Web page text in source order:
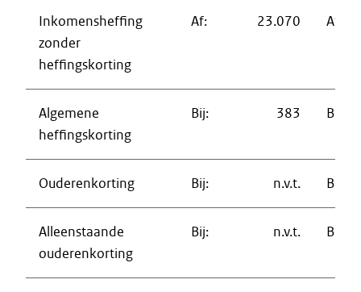
Inkomensheffing
zonder
heffingskorting
Af: 23.070 Af:
Algemene
heffingskorting
Bij: 383 Bij:
Ouderenkorting Bij: n.v.t. Bij:
Alleenstaande
ouderenkorting
Bij: n.v.t. Bij: